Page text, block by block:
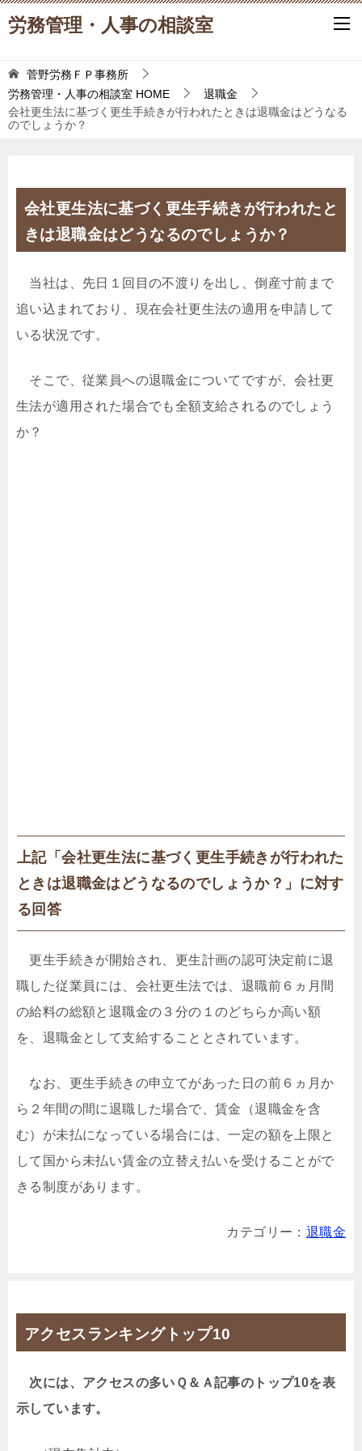
労務管理・人事の相談室
菅野労務ＦＰ事務所
労務管理・人事の相談室 HOME
退職金
会社更生法に基づく更生手続きが行われたときは退職金はどうなる
のでしょうか？
会社更生法に基づく更生手続きが行われたと
きは退職金はどうなるのでしょうか？
当社は、先日１回目の不渡りを出し、倒産寸前まで
追い込まれており、現在会社更生法の適用を申請して
いる状況です。
そこで、従業員への退職金についてですが、会社更
生法が適用された場合でも全額支給されるのでしょう
か？
上記「会社更生法に基づく更生手続きが行われた
ときは退職金はどうなるのでしょうか？」に対す
る回答
更生手続きが開始され、更生計画の認可決定前に退
職した従業員には、会社更生法では、退職前６ヵ月間
の給料の総額と退職金の３分の１のどちらか高い額
を、退職金として支給することとされています。
なお、更生手続きの申立てがあった日の前６ヵ月か
ら２年間の間に退職した場合で、賃金（退職金を含
む）が未払になっている場合には、一定の額を上限と
して国から未払い賃金の立替え払いを受けることがで
きる制度があります。
カテゴリー： 退職金
アクセスランキングトップ10
次には、アクセスの多いＱ＆Ａ記事のトップ10を表
示しています。